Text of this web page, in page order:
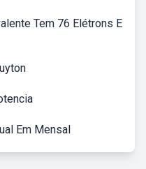
Tem 76 Elétrons E
Em Mensal